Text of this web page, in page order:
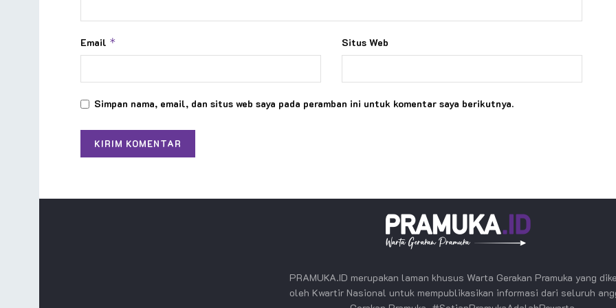
Email * Situs Web
Simpan nama, email, dan situs web saya pada peramban ini untuk komentar saya berikutnya.
PRAMUKA.ID merupakan laman khusus Warta Gerakan Pramuka yang
oleh Kwartir Nasional untuk mempublikasikan informasi dari seluruh